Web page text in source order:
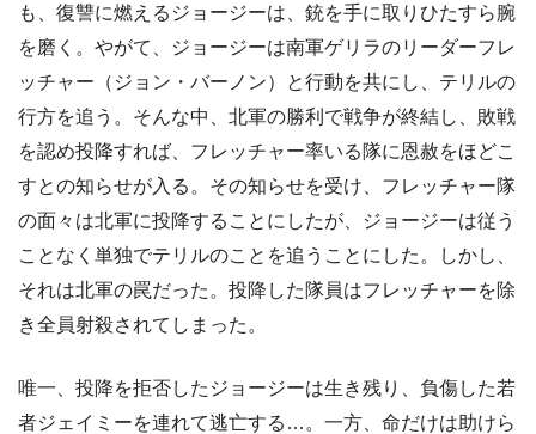
も、復讐に燃えるジョージーは、銃を手に取りひたすら腕
を磨く。やがて、ジョージーは南軍ゲリラのリーダーフレ
ッチャー（ジョン・バーノン）と行動を共にし、テリルの
行方を追う。そんな中、北軍の勝利で戦争が終結し、敗戦
を認め投降すれば、フレッチャー率いる隊に恩赦をほどこ
すとの知らせが入る。その知らせを受け、フレッチャー隊
の面々は北軍に投降することにしたが、ジョージーは従う
ことなく単独でテリルのことを追うことにした。しかし、
それは北軍の罠だった。投降した隊員はフレッチャーを除
き全員射殺されてしまった。
唯一、投降を拒否したジョージーは生き残り、負傷した若
者ジェイミーを連れて逃亡する…。一方、命だけは助けら